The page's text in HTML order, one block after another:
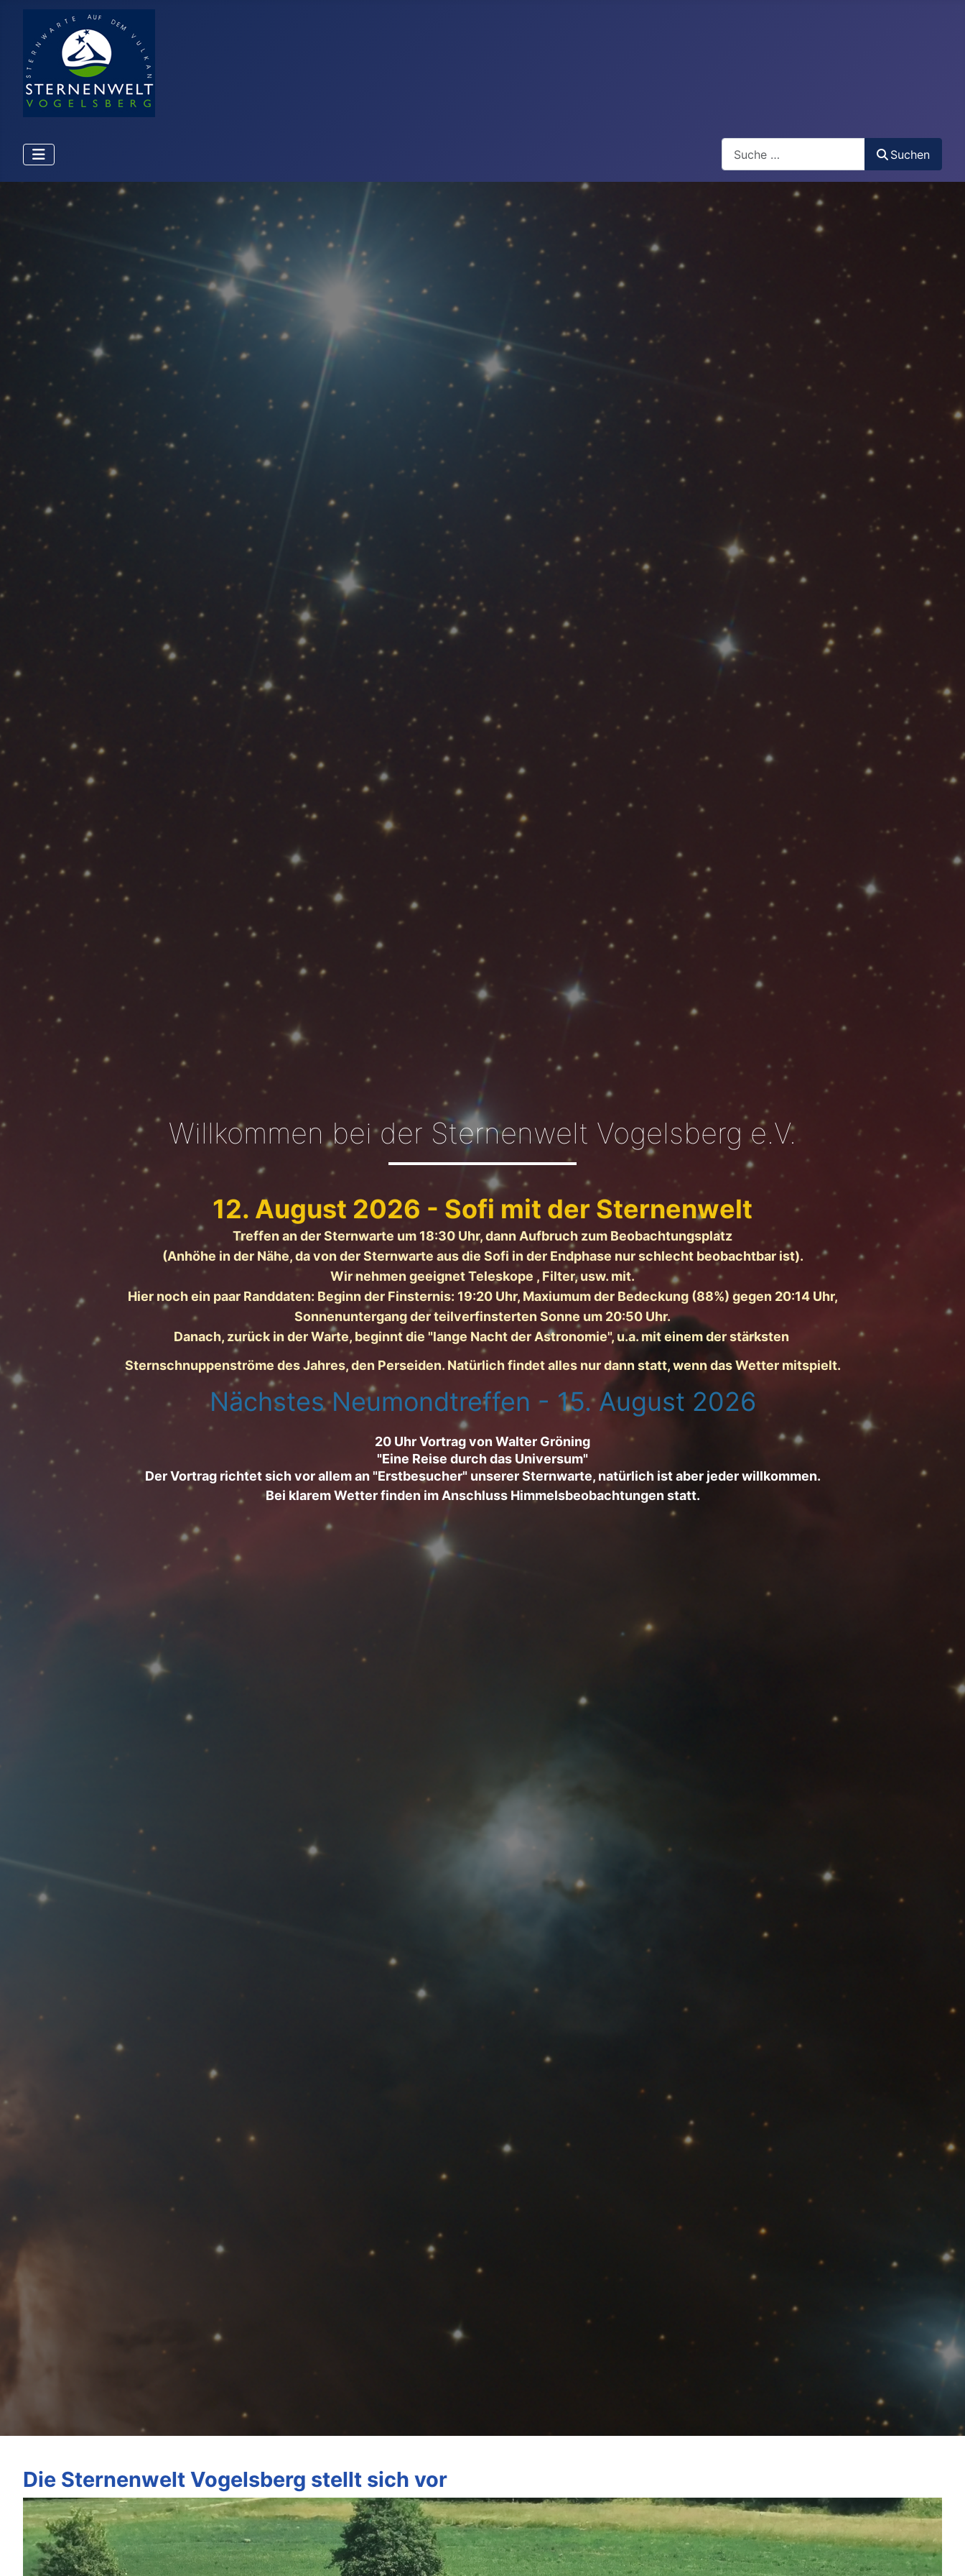
Suchen
Willkommen bei der Sternenwelt Vogelsberg e.V.
12. August 2026 - Sofi mit der Sternenwelt
Treffen an der Sternwarte um 18:30 Uhr, dann Aufbruch zum Beobachtungsplatz
(Anhöhe in der Nähe, da von der Sternwarte aus die Sofi in der Endphase nur schlecht beobachtbar ist).
Wir nehmen geeignet Teleskope , Filter, usw. mit.
Hier noch ein paar Randdaten: Beginn der Finsternis: 19:20 Uhr, Maxiumum der Bedeckung (88%) gegen 20:14 Uhr,
Sonnenuntergang der teilverfinsterten Sonne um 20:50 Uhr.
Danach, zurück in der Warte, beginnt die "lange Nacht der Astronomie", u.a. mit einem der stärksten
Sternschnuppenströme des Jahres, den Perseiden. Natürlich findet alles nur dann statt, wenn das Wetter mitspielt.
Nächstes Neumondtreffen - 15. August 2026
20 Uhr Vortrag von Walter Gröning
"Eine Reise durch das Universum"
Der Vortrag richtet sich vor allem an "Erstbesucher" unserer Sternwarte, natürlich ist aber jeder willkommen.
Bei klarem Wetter finden im Anschluss Himmelsbeobachtungen statt.
Die Sternenwelt Vogelsberg stellt sich vor